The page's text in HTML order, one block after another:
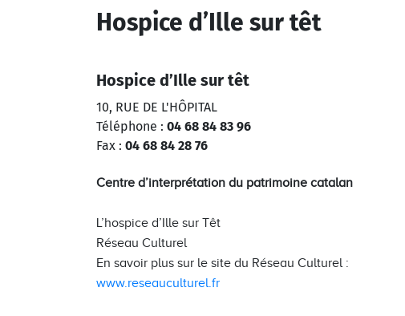
Hospice d’Ille sur têt
Hospice d’Ille sur têt
10, RUE DE L'HÔPITAL
Téléphone : 04 68 84 83 96
Fax : 04 68 84 28 76
Centre d’interprétation du patrimoine catalan
L’hospice d’Ille sur Têt
Réseau Culturel
En savoir plus sur le site du Réseau Culturel :
www.reseauculturel.fr